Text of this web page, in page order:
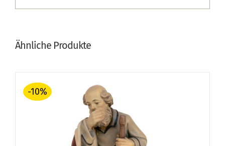
Ähnliche Produkte
-10%